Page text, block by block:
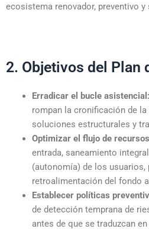
ecosistema renovador, preventivo y
2. Objetivos del Plan
Erradicar el bucle asistencial:
rompan la cronificación de
soluciones estructurales y
Optimizar el flujo de
entrada, saneamiento
(autonomía) de los usuarios,
retroalimentación del fondo
Establecer políticas
de detección temprana de
antes de que se traduzcan